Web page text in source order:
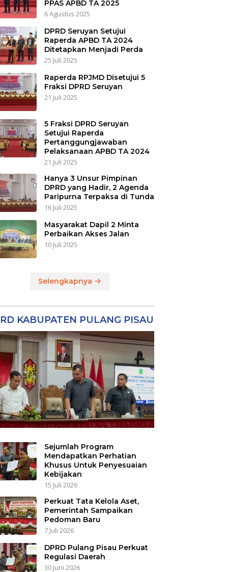
PPAS APBD TA 2025
6 Agustus 2025
DPRD Seruyan Setujui
Raperda APBD TA 2024
Ditetapkan Menjadi Perda
25 Juli 2025
Raperda RPJMD Disetujui 5
Fraksi DPRD Seruyan
21 Juli 2025
5 Fraksi DPRD Seruyan
Setujui Raperda
Pertanggungjawaban
Pelaksanaan APBD TA 2024
21 Juli 2025
Hanya 3 Unsur Pimpinan
DPRD yang Hadir, 2 Agenda
Paripurna Terpaksa di Tunda
16 Juli 2025
Masyarakat Dapil 2 Minta
Perbaikan Akses Jalan
10 Juli 2025
Selengkapnya
KABUPATEN PULANG PISAU
Sejumlah Program
Mendapatkan Perhatian
Khusus Untuk Penyesuaian
Kebijakan
15 Juli 2026
Perkuat Tata Kelola Aset,
Pemerintah Sampaikan
Pedoman Baru
7 Juli 2026
DPRD Pulang Pisau Perkuat
Regulasi Daerah
30 Juni 2026